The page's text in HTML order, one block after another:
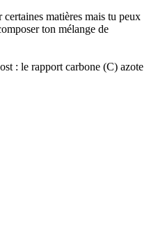
matières mais tu peux
ton mélange de